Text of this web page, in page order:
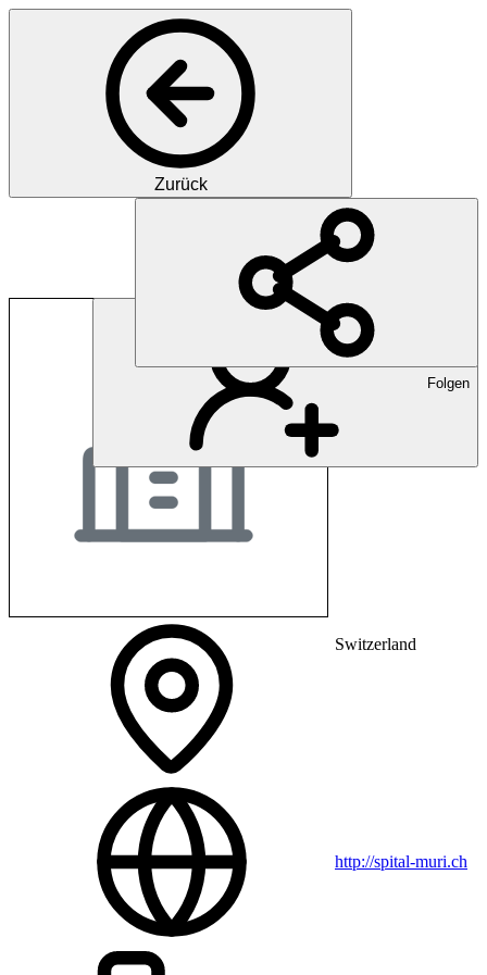
Zurück
Folgen
Kreisspital für das
Switzerland
http://spital-muri.ch